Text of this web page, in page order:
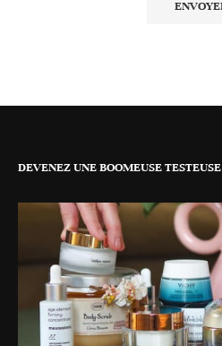
DEVENEZ UNE BOOMEUSE TESTEUSE